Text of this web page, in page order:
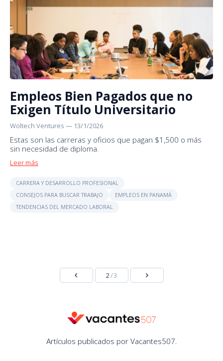
Empleos Bien Pagados que no
Exigen Título Universitario
Woltech Ventures — 13/1/2026
Estas son las carreras y oficios que pagan $1,500 o más
sin necesidad de diploma.
Leer más
CARRERA Y DESARROLLO PROFESIONAL
CONSEJOS PARA BUSCAR TRABAJO
EMPLEOS EN PANAMÁ
TENDENCIAS DEL MERCADO LABORAL
2/3
Artículos publicados por Vacantes507.